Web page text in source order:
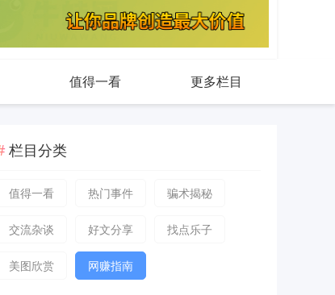
值得一看 更多栏目
栏目分类
值得一看 热门事件 骗术揭秘
交流杂谈 好文分享 找点乐子
美图欣赏 网赚指南